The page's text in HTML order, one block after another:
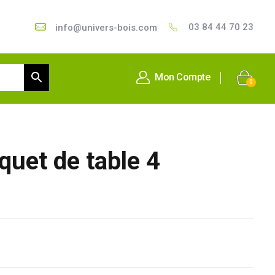
info@univers-bois.com 03 84 44 70 23
Mon Compte 0
de table 4